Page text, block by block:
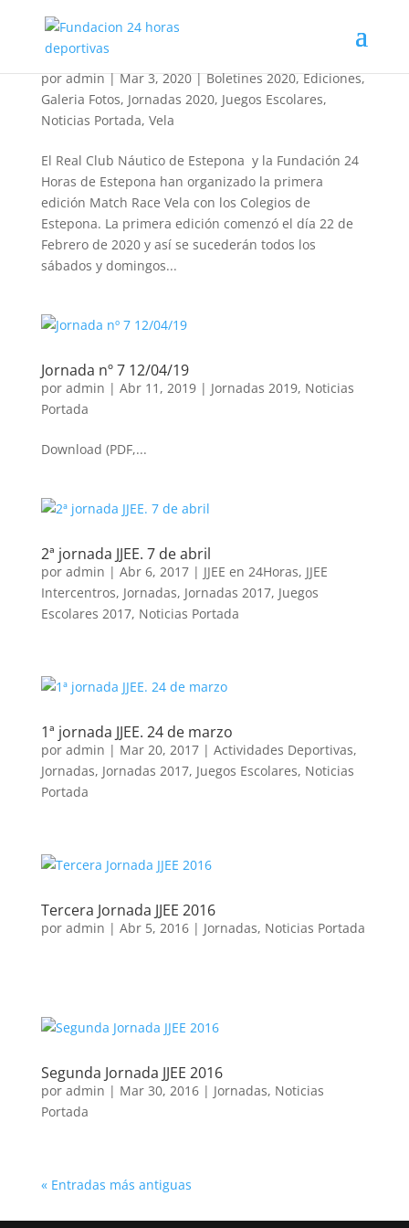
Juegos Escolares 2020 : Match Race Vela.
poradmin|Mar 3, 2020|Boletines 2020,Ediciones,
Galeria Fotos, Jornadas 2020, Juegos Escolares,
Noticias Portada, Vela
El Real Club Náutico de Estepona y la Fundación 24
Horas de Estepona han organizado la primera
edición Match Race Vela con los Colegios de
Estepona. La primera edición comenzó el día 22 de
Febrero de 2020 y así se sucederán todos los
sábados y domingos...
Jornada nº 7 12/04/19
por admin | Abr 11, 2019| Jornadas 2019, Noticias
Portada
Download (PDF,...
2ª jornada JJEE. 7 de abril
por admin | Abr 6, 2017| JJEE en 24Horas, JJEE
Intercentros, Jornadas, Jornadas 2017, Juegos
Escolares 2017, Noticias Portada
1ª jornada JJEE. 24 de marzo
por admin | Mar 20, 2017| Actividades Deportivas,
Jornadas, Jornadas 2017, Juegos Escolares, Noticias
Portada
Tercera Jornada JJEE 2016
por admin | Abr 5, 2016| Jornadas, Noticias Portada
Segunda Jornada JJEE 2016
por admin | Mar 30, 2016| Jornadas, Noticias
Portada
« Entradas más antiguas